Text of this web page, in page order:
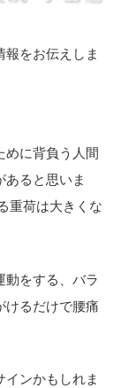
をお伝えしま
めに背負う人間
あると思いま
重荷は大きくな
動をする、バラ
けるだけで腰痛
インかもしれま